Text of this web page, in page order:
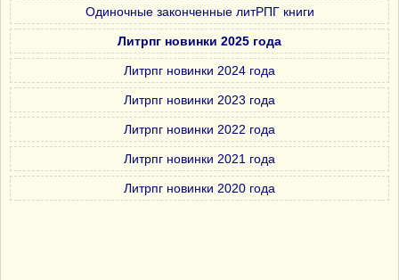
Одиночные законченные литРПГ книги
Литрпг новинки 2025 года
Литрпг новинки 2024 года
Литрпг новинки 2023 года
Литрпг новинки 2022 года
Литрпг новинки 2021 года
Литрпг новинки 2020 года